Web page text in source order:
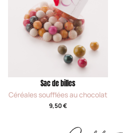
Sac de billes
Céréales soufflées au chocolat
9,50 €